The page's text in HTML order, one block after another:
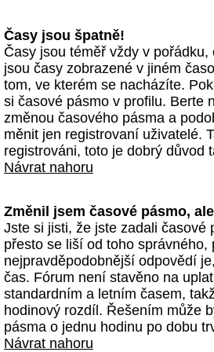
Časy jsou špatně!
Časy jsou téměř vždy v
jsou časy zobrazené v jiném
tom, ve kterém se nacházíte.
si časové pásmo v profilu. Berte
změnou časového pásma a
měnit jen registrovaní uživatelé.
registrováni, toto je dobrý důvod
Návrat nahoru
Změnil jsem časové pásmo,
Jste si jisti, že jste zadali časové
přesto se liší od toho správného,
nejpravděpodobnější odpovědí
čas. Fórum není stavěno na
standardním a letním časem,
hodinový rozdíl. Řešením může
pásma o jednu hodinu po dobu
Návrat nahoru